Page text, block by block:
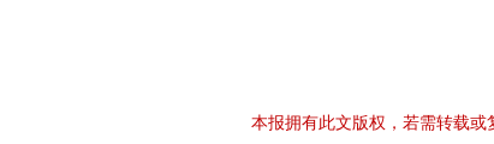
本报拥有此文版权，若需转载或